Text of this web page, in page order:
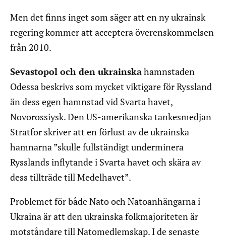
Men det finns inget som säger att en ny ukrainsk
regering kommer att acceptera överenskommelsen
från 2010.
Sevastopol och den ukrainskahamnstaden
Odessa beskrivs som mycket viktigare för Ryssland
än dess egen hamnstad vid Svarta havet,
Novorossiysk. Den US-amerikanska tankesmedjan
Stratfor skriver att en förlust av de ukrainska
hamnarna ”skulle fullständigt underminera
Rysslands inflytande i Svarta havet och skära av
dess tillträde till Medelhavet”.
Problemet för både Nato och Natoanhängarna i
Ukraina är att den ukrainska folkmajoriteten är
motståndare till Natomedlemskap. I de senaste